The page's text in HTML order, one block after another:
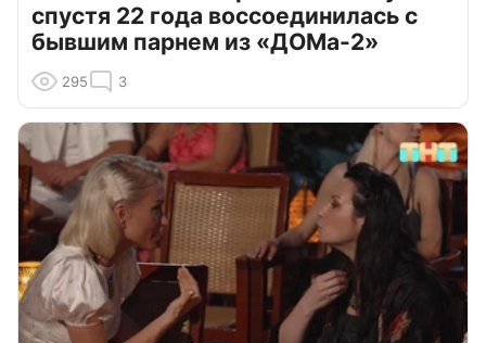
спустя 22 года воссоединилась с
бывшим парнем из «ДОМа-2»
295 3